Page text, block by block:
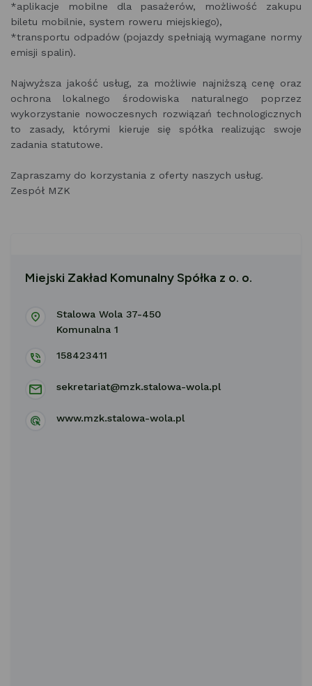
*aplikacje mobilne dla pasażerów, możliwość zakupu
biletu mobilnie, system roweru miejskiego),
*transportu odpadów (pojazdy spełniają wymagane normy
emisji spalin).
Najwyższa jakość usług, za możliwie najniższą cenę oraz
ochrona lokalnego środowiska naturalnego poprzez
wykorzystanie nowoczesnych rozwiązań technologicznych
to zasady, którymi kieruje się spółka realizując swoje
zadania statutowe.
Zapraszamy do korzystania z oferty naszych usług.
Zespół MZK
Miejski Zakład Komunalny Spółka z o. o.
Stalowa Wola 37-450
Komunalna 1
158423411
sekretariat@mzk.stalowa-wola.pl
www.mzk.stalowa-wola.pl